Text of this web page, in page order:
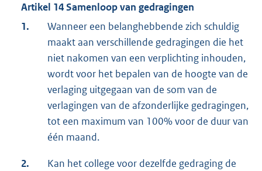
Artikel 14Samenloop van gedragingen
1.
Wanneer een belanghebbende zich schuldig
maakt aan verschillende gedragingen die het
niet nakomen van een verplichting inhouden,
wordt voor het bepalen van de hoogte van de
verlaging uitgegaan van de som van de
verlagingen van de afzonderlijke gedragingen,
tot een maximum van 100% voor de duur van
één maand.
2.
Kan het college voor dezelfde gedraging de